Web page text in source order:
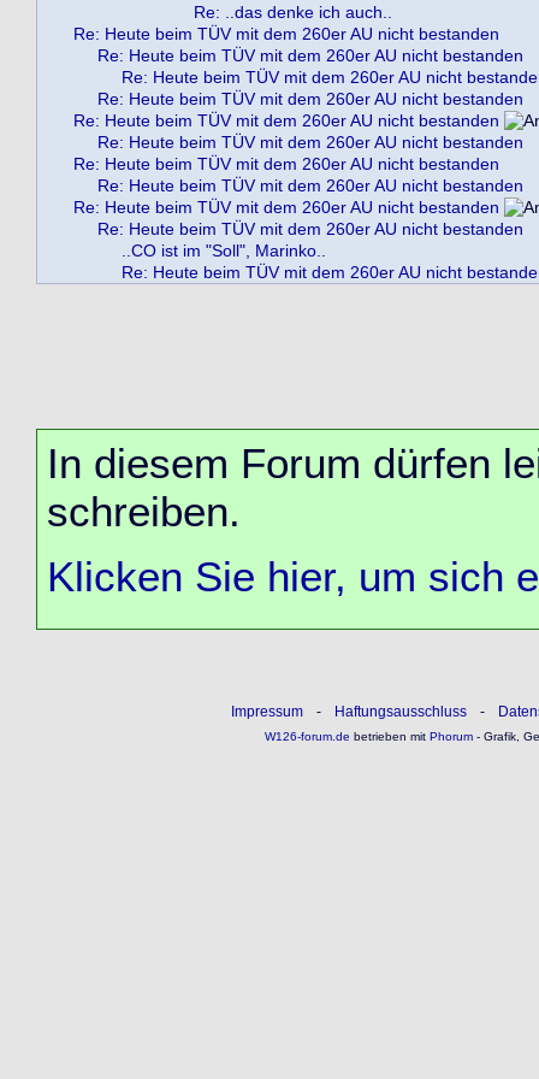
Re: ..das denke ich auch..
Re: Heute beim TÜV mit dem 260er AU nicht bestanden
Re: Heute beim TÜV mit dem 260er AU nicht bestanden
Re: Heute beim TÜV mit dem 260er AU nicht
Re: Heute beim TÜV mit dem 260er AU nicht bestanden
Re: Heute beim TÜV mit dem 260er AU nicht bestanden
Re: Heute beim TÜV mit dem 260er AU nicht bestanden
Re: Heute beim TÜV mit dem 260er AU nicht bestanden
Re: Heute beim TÜV mit dem 260er AU nicht bestanden
Re: Heute beim TÜV mit dem 260er AU nicht bestanden
Re: Heute beim TÜV mit dem 260er AU nicht bestanden
..CO ist im "Soll", Marinko..
Re: Heute beim TÜV mit dem 260er AU nicht
In diesem Forum dürfen
schreiben.
Klicken Sie hier, um sich
Impressum - Haftungsausschluss -
W126-forum.de betrieben mitPhorum- Grafik,